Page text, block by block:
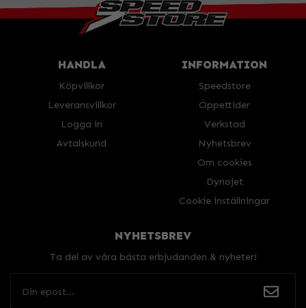
HANDLA
Köpvillkor
Leveransvillkor
Logga in
Avtalskund
INFORMATION
Speedstore
Öppettider
Verkstad
Nyhetsbrev
Om cookies
Dynojet
Cookie inställningar
NYHETSBREV
Ta del av våra bästa erbjudanden & nyheter!